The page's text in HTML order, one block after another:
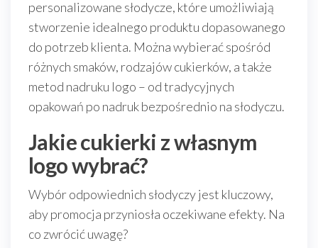
personalizowane słodycze, które umożliwiają
stworzenie idealnego produktu dopasowanego
do potrzeb klienta. Można wybierać spośród
różnych smaków, rodzajów cukierków, a także
metod nadruku logo – od tradycyjnych
opakowań po nadruk bezpośrednio na słodyczu.
Jakie cukierki z własnym
logo wybrać?
Wybór odpowiednich słodyczy jest kluczowy,
aby promocja przyniosła oczekiwane efekty. Na
co zwrócić uwagę?